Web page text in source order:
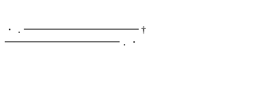
・．━━━━━━━━━━━━ †
━━━━━━━━━━━━．・